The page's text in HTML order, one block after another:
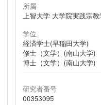
所属
上智大学 大学院実践宗
学位
経済学士(早稲田大学)
修士（文学）(南山大学)
博士（文学）(南山大学)
研究者番号
00353095